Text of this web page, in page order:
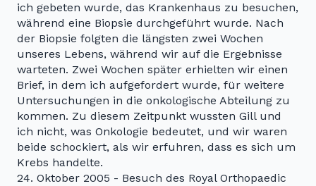
ich gebeten wurde, das Krankenhaus zu besuchen,
während eine Biopsie durchgeführt wurde. Nach
der Biopsie folgten die längsten zwei Wochen
unseres Lebens, während wir auf die Ergebnisse
warteten. Zwei Wochen später erhielten wir einen
Brief, in dem ich aufgefordert wurde, für weitere
Untersuchungen in die onkologische Abteilung zu
kommen. Zu diesem Zeitpunkt wussten Gill und
ich nicht, was Onkologie bedeutet, und wir waren
beide schockiert, als wir erfuhren, dass es sich um
Krebs handelte.
24. Oktober 2005 - Besuch des Royal Orthopaedic